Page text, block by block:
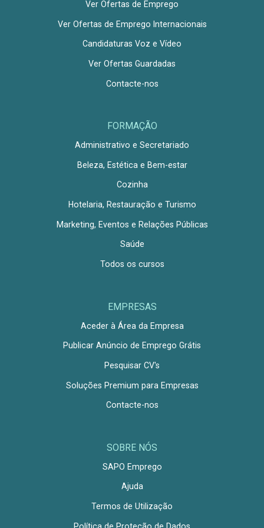
Ver Ofertas de Emprego
Ver Ofertas de Emprego Internacionais
Candidaturas Voz e Vídeo
Ver Ofertas Guardadas
Contacte-nos
FORMAÇÃO
Administrativo e Secretariado
Beleza, Estética e Bem-estar
Cozinha
Hotelaria, Restauração e Turismo
Marketing, Eventos e Relações Públicas
Saúde
Todos os cursos
EMPRESAS
Aceder à Área da Empresa
Publicar Anúncio de Emprego Grátis
Pesquisar CV's
Soluções Premium para Empresas
Contacte-nos
SOBRE NÓS
SAPO Emprego
Ajuda
Termos de Utilização
Política de Proteção de Dados